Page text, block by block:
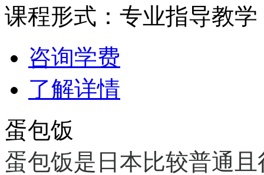
课程形式：专业指导教
咨询学费
了解详情
蛋包饭
蛋包饭是日本比较普通